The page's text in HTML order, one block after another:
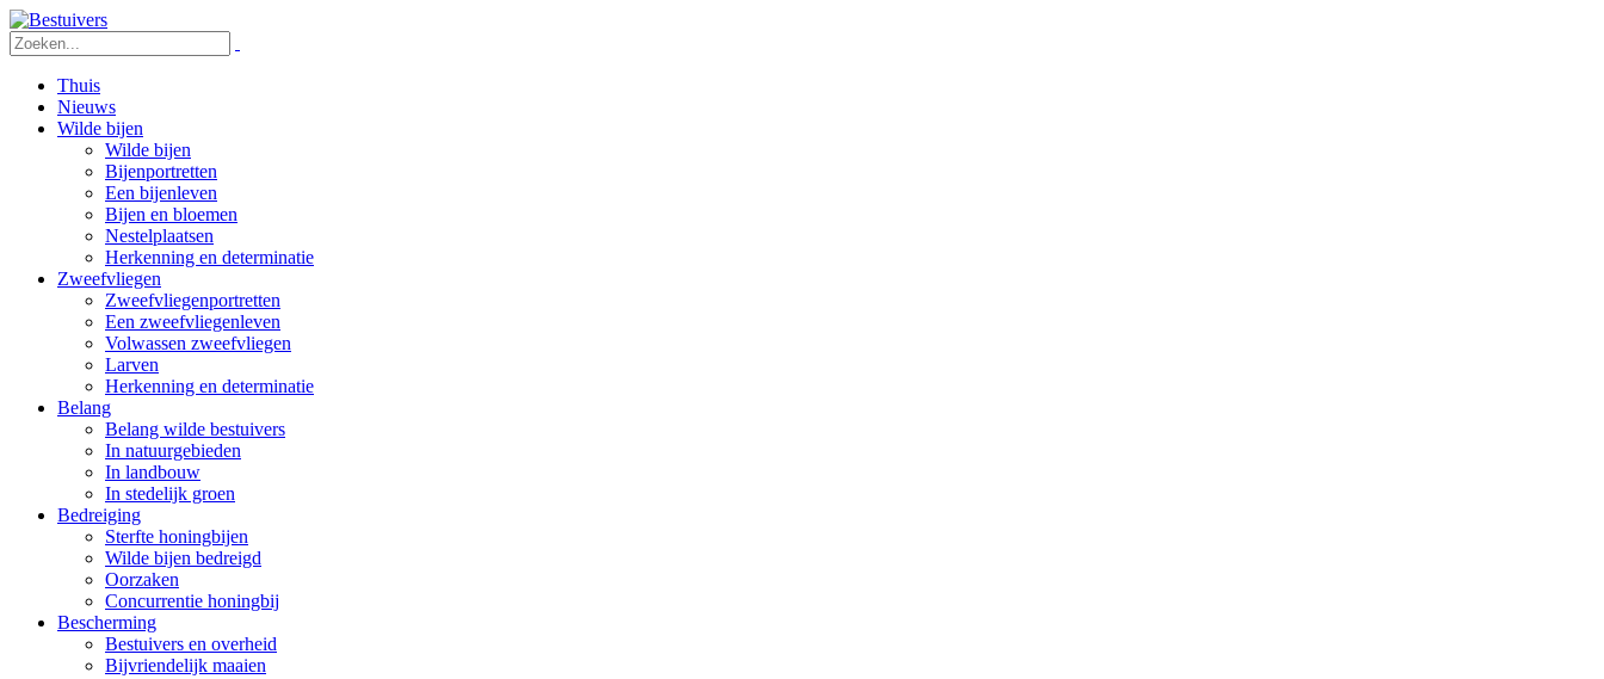
Thuis
Nieuws
Wilde bijen
Wilde bijen
Bijenportretten
Een bijenleven
Bijen en bloemen
Nestelplaatsen
Herkenning en determinatie
Zweefvliegen
Zweefvliegenportretten
Een zweefvliegenleven
Volwassen zweefvliegen
Larven
Herkenning en determinatie
Belang
Belang wilde bestuivers
In natuurgebieden
In landbouw
In stedelijk groen
Bedreiging
Sterfte honingbijen
Wilde bijen bedreigd
Oorzaken
Concurrentie honingbij
Bescherming
Bestuivers en overheid
Bijvriendelijk maaien